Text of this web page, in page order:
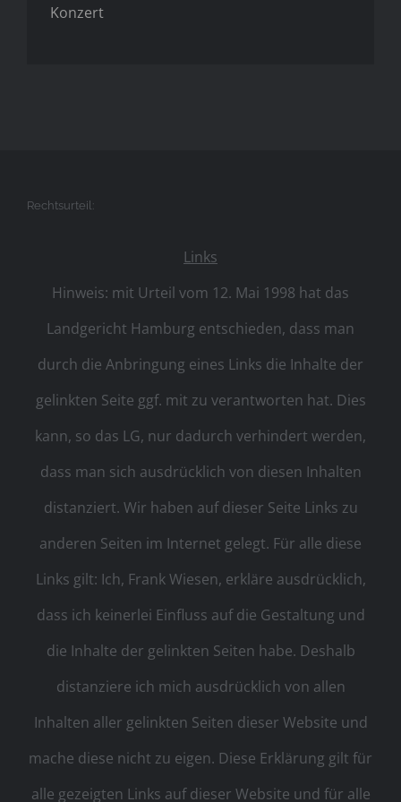
Konzert
Rechtsurteil:
Links
Hinweis: mit Urteil vom 12. Mai 1998 hat das
Landgericht Hamburg entschieden, dass man
durch die Anbringung eines Links die Inhalte der
gelinkten Seite ggf. mit zu verantworten hat. Dies
kann, so das LG, nur dadurch verhindert werden,
dass man sich ausdrücklich von diesen Inhalten
distanziert. Wir haben auf dieser Seite Links zu
anderen Seiten im Internet gelegt. Für alle diese
Links gilt: Ich, Frank Wiesen, erkläre ausdrücklich,
dass ich keinerlei Einfluss auf die Gestaltung und
die Inhalte der gelinkten Seiten habe. Deshalb
distanziere ich mich ausdrücklich von allen
Inhalten aller gelinkten Seiten dieser Website und
mache diese nicht zu eigen. Diese Erklärung gilt für
alle gezeigten Links auf dieser Website und für alle